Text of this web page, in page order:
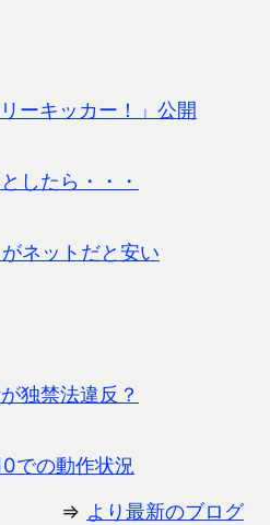
ーキッカー！」公開
したら・・・
ネットだと安い
独禁法違反？
での動作状況
⇒ より最新のブログ